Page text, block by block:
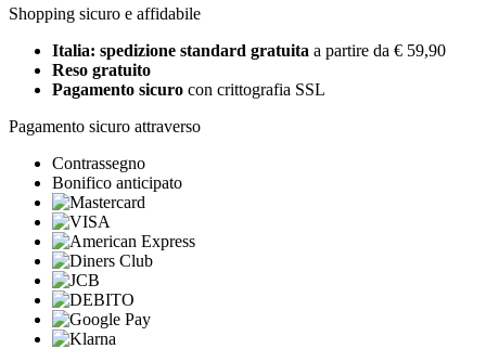
Shopping sicuro e affidabile
Italia: spedizione standard gratuita a partire da € 59,90
Reso gratuito
Pagamento sicuro con crittografia SSL
Pagamento sicuro attraverso
Contrassegno
Bonifico anticipato